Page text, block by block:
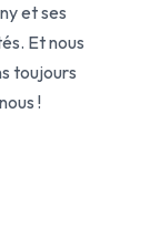
et ses
Et nous
toujours
!